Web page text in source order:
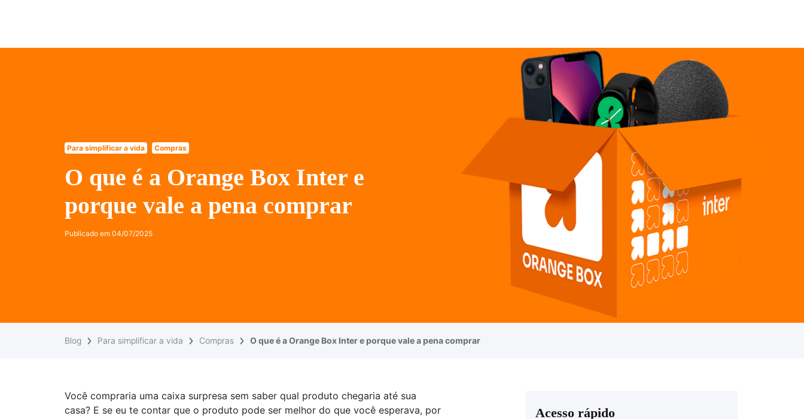
Para simplificar a vida Compras
O que é a Orange Box Inter e
porque vale a pena comprar
Publicado em 04/07/2025
Blog Para simplificar a vida Compras O que é a Orange Box Inter e porque vale a pena comprar
Você compraria uma caixa surpresa sem saber qual produto chegaria até sua
casa? E se eu te contar que o produto pode ser melhor do que você esperava, por
Acesso rápido